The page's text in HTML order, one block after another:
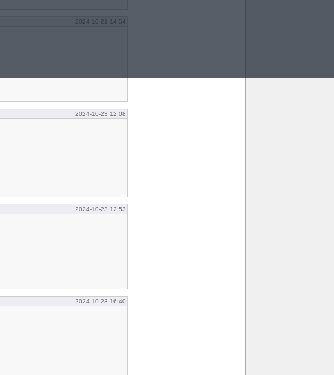
2024-10-21 14:54
2024-10-23 12:08
2024-10-23 12:53
2024-10-23 16:40